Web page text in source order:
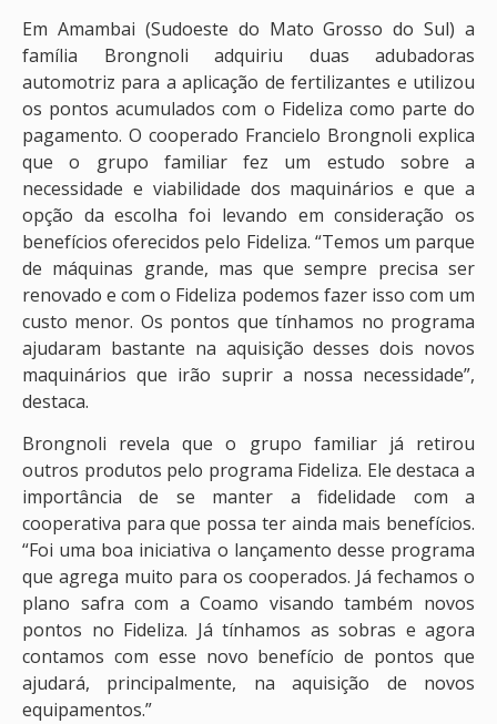
Em Amambai (Sudoeste do Mato Grosso do Sul) a
família Brongnoli adquiriu duas adubadoras
automotriz para a aplicação de fertilizantes e utilizou
os pontos acumulados com o Fideliza como parte do
pagamento. O cooperado Francielo Brongnoli explica
que o grupo familiar fez um estudo sobre a
necessidade e viabilidade dos maquinários e que a
opção da escolha foi levando em consideração os
benefícios oferecidos pelo Fideliza. “Temos um parque
de máquinas grande, mas que sempre precisa ser
renovado e com o Fideliza podemos fazer isso com um
custo menor. Os pontos que tínhamos no programa
ajudaram bastante na aquisição desses dois novos
maquinários que irão suprir a nossa necessidade”,
destaca.
Brongnoli revela que o grupo familiar já retirou
outros produtos pelo programa Fideliza. Ele destaca a
importância de se manter a fidelidade com a
cooperativa para que possa ter ainda mais benefícios.
“Foi uma boa iniciativa o lançamento desse programa
que agrega muito para os cooperados. Já fechamos o
plano safra com a Coamo visando também novos
pontos no Fideliza. Já tínhamos as sobras e agora
contamos com esse novo benefício de pontos que
ajudará, principalmente, na aquisição de novos
equipamentos.”